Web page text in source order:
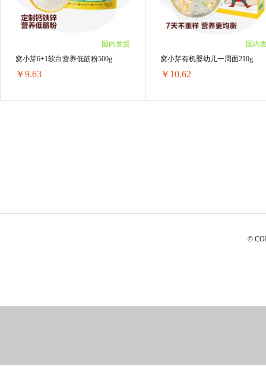
12盒 ￥145.8(￥12.15/单盒)
国内发货
窝小芽6+1软白营养低筋粉500g
￥9.63
国内
窝小芽有机婴幼儿一周面210g
￥10.62
©